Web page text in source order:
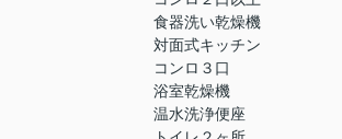
食器洗い乾燥機
対面式キッチン
コンロ３口
浴室乾燥機
温水洗浄便座